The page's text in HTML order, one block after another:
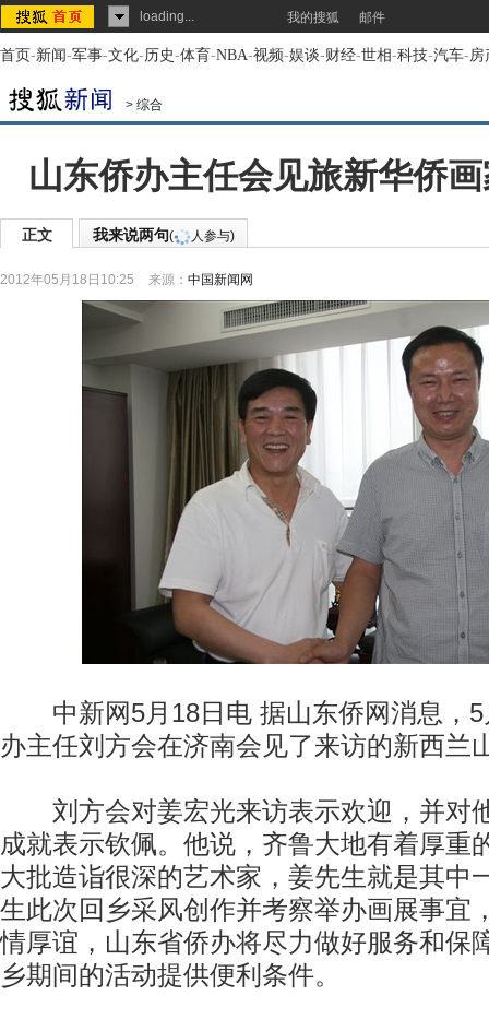
loading... 我的搜狐 邮件
首页-新闻-军事-文化-历史-体育-NBA-视频-娱谈-财经-世相-科技-汽车-房
> 综合
山东侨办主任会见旅新华侨
正文 我来说两句( 人参与)
2012年05月18日10:25 来源： 中国新闻网
中新网5月18日电 据山东侨网消息，5
办主任刘方会在济南会见了来访的新西兰
刘方会对姜宏光来访表示欢迎，并对
成就表示钦佩。他说，齐鲁大地有着厚重
大批造诣很深的艺术家，姜先生就是其中
生此次回乡采风创作并考察举办画展事宜
情厚谊，山东省侨办将尽力做好服务和保
乡期间的活动提供便利条件。